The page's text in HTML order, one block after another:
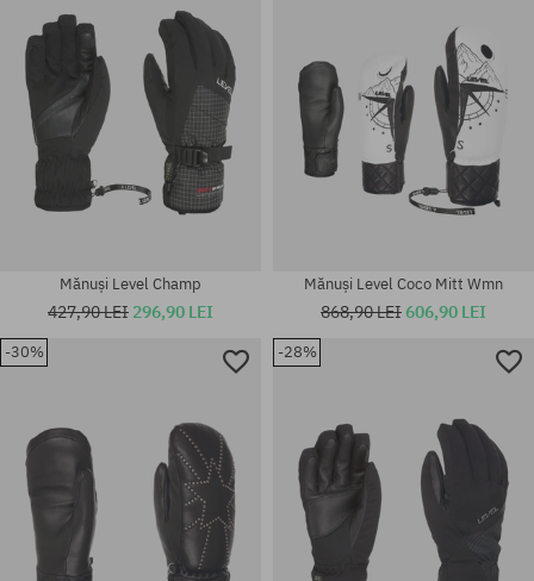
Mănuși Level Champ
427,90 LEI 296,90 LEI
Mănuși Level Coco Mitt Wmn
868,90 LEI606,90 LEI
-30% -28%